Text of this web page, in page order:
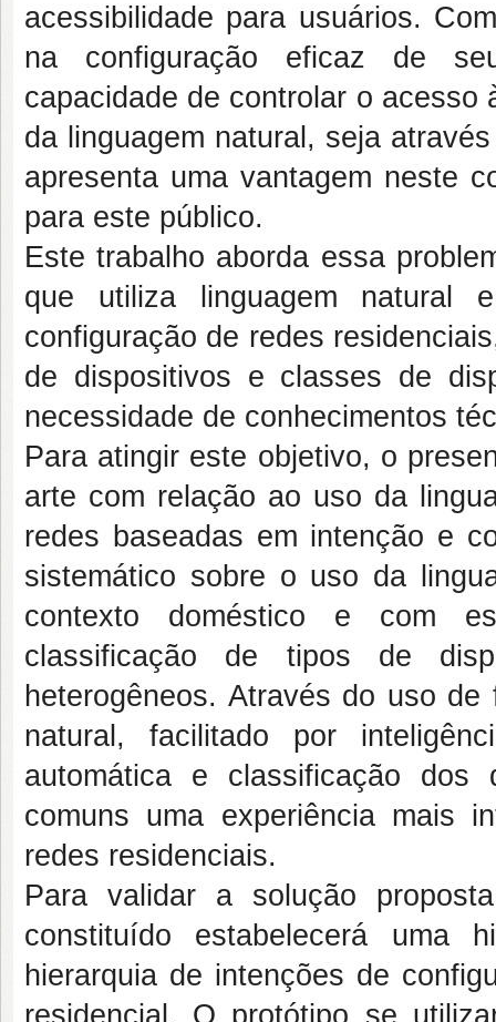
acessibilidade para usuários.
na configuração eficaz de
capacidade de controlar o acesso
da linguagem natural, seja
apresenta uma vantagem neste
para este público.
Este trabalho aborda essa
que utiliza linguagem natural
configuração de redes
de dispositivos e classes de
necessidade de conhecimentos
Para atingir este objetivo, o
arte com relação ao uso da
redes baseadas em intenção e
sistemático sobre o uso da
contexto doméstico e com
classificação de tipos de
heterogêneos. Através do uso
natural, facilitado por
automática e classificação dos
comuns uma experiência mais
redes residenciais.
Para validar a solução
constituído estabelecerá uma
hierarquia de intenções de
residencial. O protótipo se